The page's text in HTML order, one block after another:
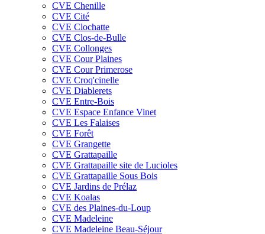
CVE Chenille
CVE Cité
CVE Clochatte
CVE Clos-de-Bulle
CVE Collonges
CVE Cour Plaines
CVE Cour Primerose
CVE Croq'cinelle
CVE Diablerets
CVE Entre-Bois
CVE Espace Enfance Vinet
CVE Les Falaises
CVE Forêt
CVE Grangette
CVE Grattapaille
CVE Grattapaille site de Lucioles
CVE Grattapaille Sous Bois
CVE Jardins de Prélaz
CVE Koalas
CVE des Plaines-du-Loup
CVE Madeleine
CVE Madeleine Beau-Séjour